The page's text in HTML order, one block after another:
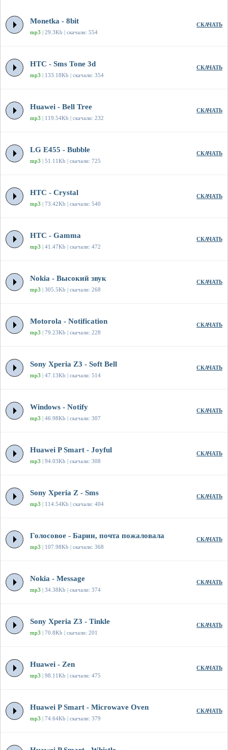
Monetka - 8bit
mp3 | 29.3Kb | скачали: 554
СКАЧАТЬ
HTC - Sms Tone 3d
mp3 | 133.18Kb | скачали: 354
СКАЧАТЬ
Huawei - Bell Tree
mp3 | 119.54Kb | скачали: 232
СКАЧАТЬ
LG E455 - Bubble
mp3 | 51.11Kb | скачали: 725
СКАЧАТЬ
HTC - Crystal
mp3 | 73.42Kb | скачали: 540
СКАЧАТЬ
HTC - Gamma
mp3 | 41.47Kb | скачали: 472
СКАЧАТЬ
Nokia - Высокий звук
mp3 | 305.5Kb | скачали: 268
СКАЧАТЬ
Motorola - Notification
mp3 | 79.23Kb | скачали: 228
СКАЧАТЬ
Sony Xperia Z3 - Soft Bell
mp3 | 47.13Kb | скачали: 514
СКАЧАТЬ
Windows - Notify
mp3 | 46.98Kb | скачали: 307
СКАЧАТЬ
Huawei P Smart - Joyful
mp3 | 94.03Kb | скачали: 308
СКАЧАТЬ
Sony Xperia Z - Sms
mp3 | 114.54Kb | скачали: 404
СКАЧАТЬ
Голосовое - Барин, почта пожаловала
mp3 | 107.98Kb | скачали: 368
СКАЧАТЬ
Nokia - Message
mp3 | 34.38Kb | скачали: 374
СКАЧАТЬ
Sony Xperia Z3 - Tinkle
mp3 | 70.8Kb | скачали: 201
СКАЧАТЬ
Huawei - Zen
mp3 | 98.11Kb | скачали: 475
СКАЧАТЬ
Huawei P Smart - Microwave Oven
mp3 | 74.64Kb | скачали: 379
СКАЧАТЬ